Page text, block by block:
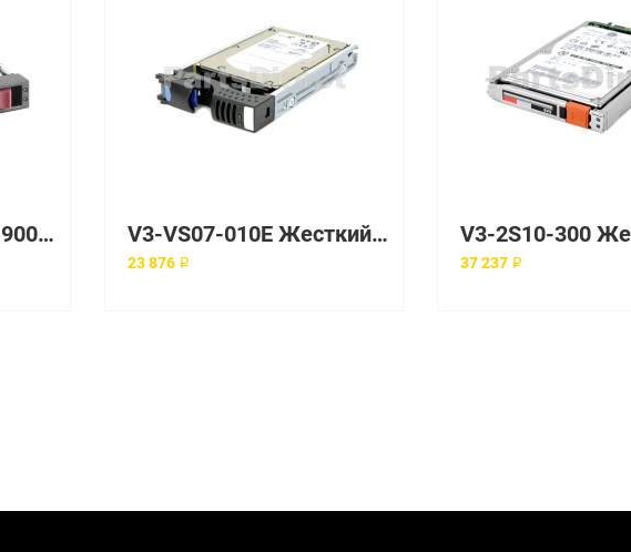
Жесткий диск EMC 900GB SAS 6G SFF 10K [005050215] V3-VS07-010E Жесткий диск EMC 1 Тб 3.5" 7200 об/мин
23 876 ₽ 37 237 ₽